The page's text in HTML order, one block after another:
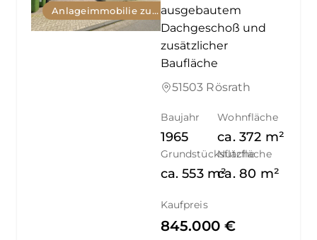
Anlageimmobilie zum Kauf ausgebautem
Dachgeschoß und
zusätzlicher
Baufläche
51503 Rösrath
Baujahr
1965
Wohnfläche
ca. 372 m²
Grundstücksfläche
ca. 553 m²
Nutzfläche
ca. 80 m²
Kaufpreis
845.000 €